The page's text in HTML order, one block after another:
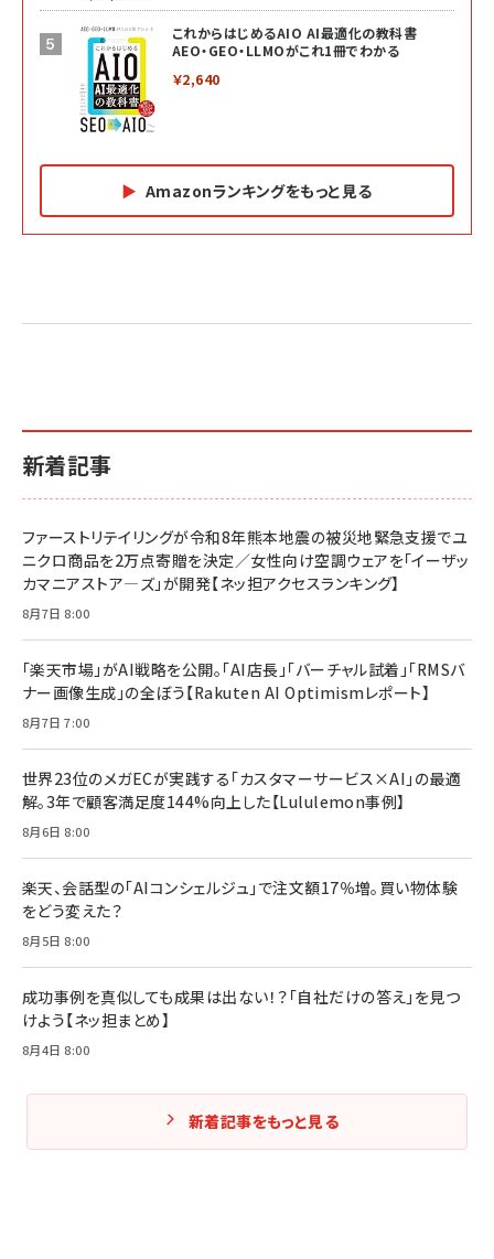
これからはじめるAIO AI最適化の教科書
AEO・GEO・LLMOがこれ1冊でわかる
￥2,640
Amazonランキングをもっと見る
2億円を売り上げたプロが教える note×AI 最強の
小さな会社は戦略が9割
￥1,815
マーケティングの真実 P&G・グリコで学んだ失敗
￥2,200
anan(アンアン)2026/07/01号 No.2501[魅せる
anan(アンアン)2026/06/24号 No.2500増刊
anan(アンアン)2026/07/08号 No.2502[2026
年後半、あなたの恋と運命／山田涼介]
￥880
ママ投資家が育休中に１億貯めた株式投資
￥1,870
￥1,980
ベインキャピタル 企業価値向上力の秘密
ルな本質」
￥2,750
フィードバック経営 「沈黙の組織」から「高め合う
Amazonランキングをもっと見る
新着記事
ファーストリテイリングが令和8年熊本地震の被災地緊急支援でユ
ニクロ商品を2万点寄贈を決定／女性向け空調ウェアを「イーザッ
カマニアストア―ズ」が開発【ネッ担アクセスランキング】
8月7日 8:00
「楽天市場」がAI戦略を公開。「AI店長」「バーチャル試着」「RMSバ
ナー画像生成」の全ぼう【Rakuten AI Optimismレポート】
8月7日 7:00
世界23位のメガECが実践する「カスタマーサービス×AI」の最適
解。3年で顧客満足度144%向上した【Lululemon事例】
8月6日 8:00
楽天、会話型の「AIコンシェルジュ」で注文額17％増。買い物体験
をどう変えた？
8月5日 8:00
成功事例を真似しても成果は出ない！？「自社だけの答え」を見つ
けよう【ネッ担まとめ】
8月4日 8:00
新着記事をもっと見る